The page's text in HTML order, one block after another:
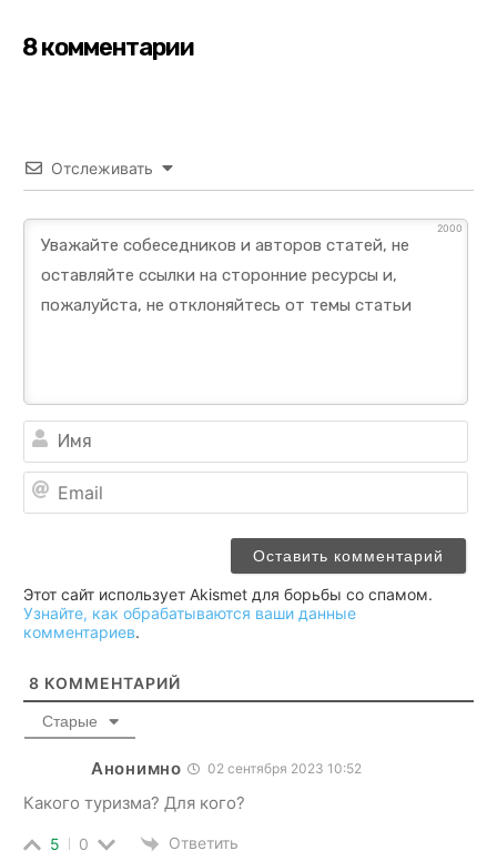
8 комментарии
Отслеживать
2000
Этот сайт использует Akismet для борьбы со спамом.
Узнайте, как обрабатываются ваши данные
комментариев.
8 КОММЕНТАРИЙ
Старые
Анонимно 02 сентября 2023 10:52
Какого туризма? Для кого?
5 0 Ответить